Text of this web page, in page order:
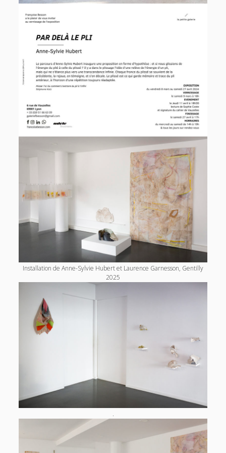
A propos
instagram
Installation de Anne-Sylvie Hubert et Laurence Garnesson, Gentilly
2025
.